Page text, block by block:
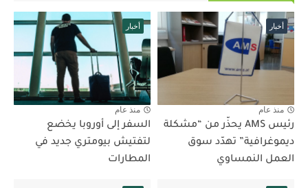
أخبار
منذ عام
رئيس AMS يحذّر من “مشكلة
ديموغرافية” تهدّد سوق
العمل النمساوي
أخبار
منذ عام
السفر إلى أوروبا يخضع
لتفتيش بيومتري جديد في
المطارات